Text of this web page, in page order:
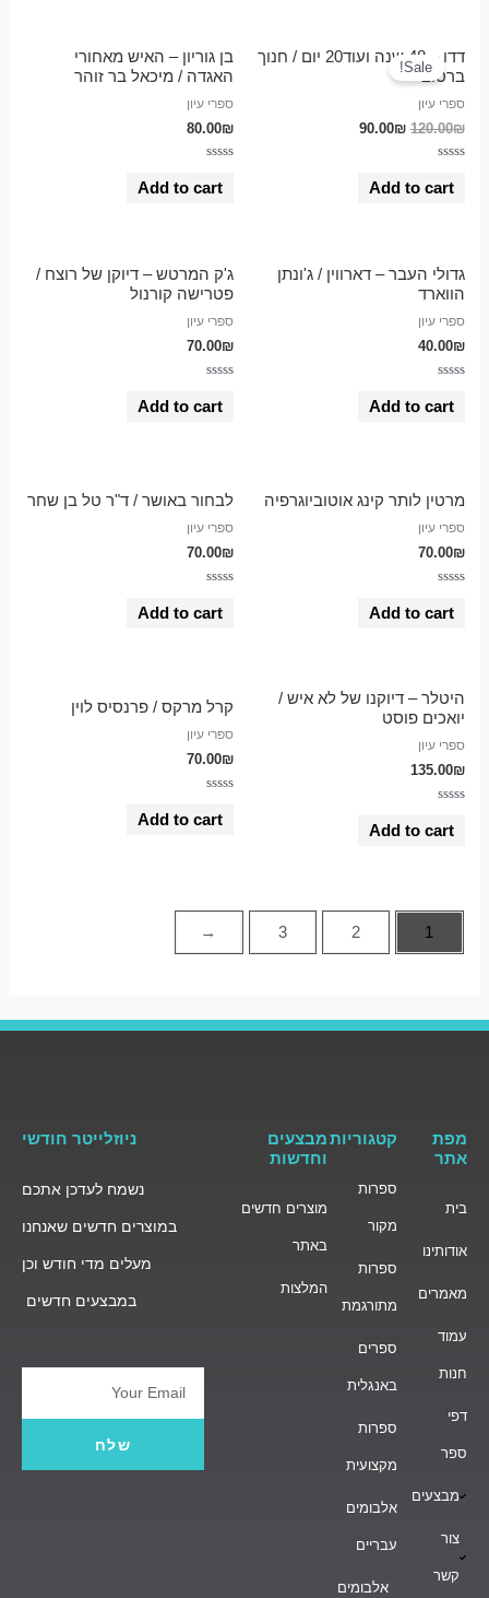
Sale!
דדו – 48 שנה ועוד20 יום / חנוך
ברטוב
ספרי עיון
120.00₪
90.00₪
out
Add to cart
בן גוריון – האיש מאחורי
האגדה / מיכאל בר זוהר
ספרי עיון
80.00₪
out
Add to cart
גדולי העבר – דארווין / ג'ונתן
הווארד
ספרי עיון
40.00₪
out
Add to cart
ג'ק המרטש – דיוקן של רוצח /
פטרישה קורנול
ספרי עיון
70.00₪
out
Add to cart
מרטין לותר קינג אוטוביוגרפיה
ספרי עיון
70.00₪
out
Add to cart
לבחור באושר / ד"ר טל בן שחר
ספרי עיון
70.00₪
out
Add to cart
היטלר – דיוקנו של לא איש /
יואכים פוסט
ספרי עיון
135.00₪
out
Add to cart
קרל מרקס / פרנסיס לוין
ספרי עיון
70.00₪
out
Add to cart
1
2
3
←
מפת
אתר
בית
אודותינו
מאמרים
עמוד
חנות
דפי
ספר
מבצעים
צור
קשר
קטגוריות
ספרות
מקור
ספרות
מתורגמת
ספרים
באנגלית
ספרות
מקצועית
אלבומים
עבריים
אלבומים
מבצעים
וחדשות
מוצרים חדשים
באתר
המלצות
ניוזלייטר חודשי
נשמח לעדכן אתכם
במוצרים חדשים שאנחנו
מעלים מדי חודש וכן
במבצעים חדשים
Email
שלח